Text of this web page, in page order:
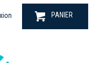
PANIER